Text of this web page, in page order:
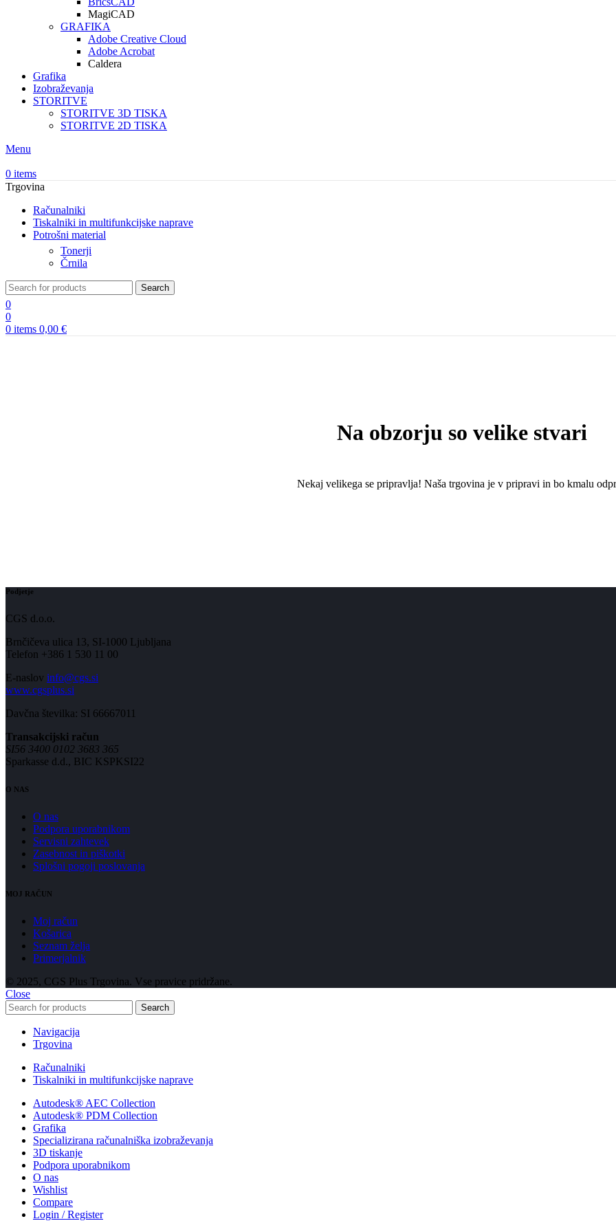
MagiCAD
GRAFIKA
Adobe Creative Cloud
Adobe Acrobat
Caldera
Grafika
Izobraževanja
STORITVE
STORITVE 3D TISKA
STORITVE 2D TISKA
Menu
0 items
Trgovina
Računalniki
Tiskalniki in multifunkcijske naprave
Potrošni material
Tonerji
Črnila
Search
0
0
0 items 0,00 €
Na obzorju so velike stvari
Nekaj ​​velikega se pripravlja! Naša trgovina je v pripravi in ​​bo kmalu
Podjetje
CGS d.o.o.
Brnčičeva ulica 13, SI-1000 Ljubljana
Telefon +386 1 530 11 00
E-naslov info@cgs.si
www.cgsplus.si
Davčna številka: SI 66667011
Transakcijski račun
SI56 3400 0102 3683 365
Sparkasse d.d., BIC KSPKSI22
O NAS
O nas
Podpora uporabnikom
Servisni zahtevek
Zasebnost in piškotki
Splošni pogoji poslovanja
MOJ RAČUN
Moj račun
Košarica
Seznam želja
Primerjalnik
© 2025, CGS Plus Trgovina. Vse pravice pridržane.
Close
Search
Navigacija
Trgovina
Računalniki
Tiskalniki in multifunkcijske naprave
Autodesk® AEC Collection
Autodesk® PDM Collection
Grafika
Specializirana računalniška izobraževanja
3D tiskanje
Podpora uporabnikom
O nas
Wishlist
Compare
Login / Register